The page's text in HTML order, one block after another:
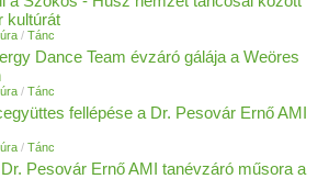
kultúrát
/ Tánc
Dance Team évzáró gálája a Weöres
/ Tánc
fellépése a Dr. Pesovár Ernő AMI
/ Tánc
Pesovár Ernő AMI tanévzáró műsora a